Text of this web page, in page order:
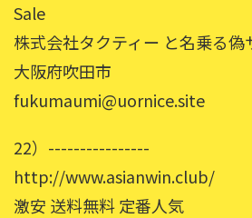
Sale
株式会社タクティー と名乗る偽
大阪府吹田市
fukumaumi@uornice.site
22）----------------
http://www.asianwin.club/
激安 送料無料 定番人気